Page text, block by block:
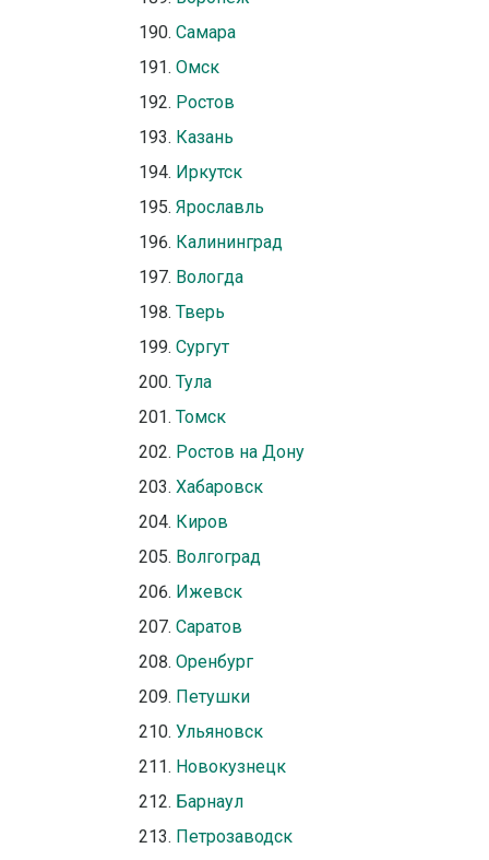
Самара
Омск
Ростов
Казань
Иркутск
Ярославль
Калининград
Вологда
Тверь
Сургут
Тула
Томск
Ростов на Дону
Хабаровск
Киров
Волгоград
Ижевск
Саратов
Оренбург
Петушки
Ульяновск
Новокузнецк
Барнаул
Петрозаводск